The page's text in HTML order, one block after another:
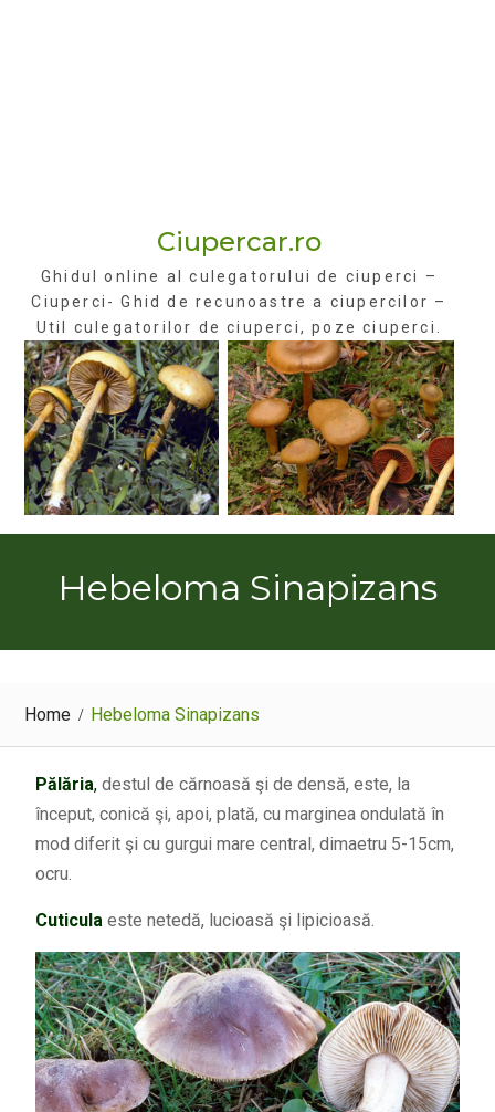
Ciupercar.ro
Ghidul online al culegatorului de ciuperci –
Ciuperci- Ghid de recunoastre a ciupercilor –
Util culegatorilor de ciuperci, poze ciuperci.
Hebeloma Sinapizans
Home Hebeloma Sinapizans
Pălăria,destul de cărnoasă şi de densă, este, la
început, conică şi, apoi, plată, cu marginea ondulată în
mod diferit şi cu gurgui mare central, dimaetru 5-15cm,
ocru.
Cuticula este netedă, lucioasă şi lipicioasă.